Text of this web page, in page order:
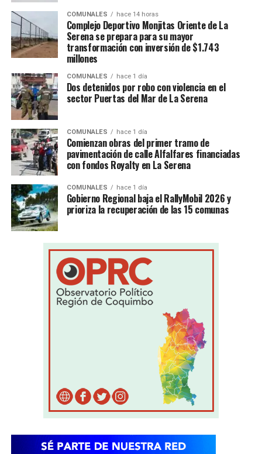
COMUNALES hace 14 horas
Complejo Deportivo Monjitas Oriente de La
Serena se prepara para su mayor
transformación con inversión de $1.743
millones
COMUNALES hace 1 día
Dos detenidos por robo con violencia en el
sector Puertas del Mar de La Serena
COMUNALES hace 1 día
Comienzan obras del primer tramo de
pavimentación de calle Alfalfares financiadas
con fondos Royalty en La Serena
COMUNALES hace 1 día
Gobierno Regional baja el RallyMobil 2026 y
prioriza la recuperación de las 15 comunas